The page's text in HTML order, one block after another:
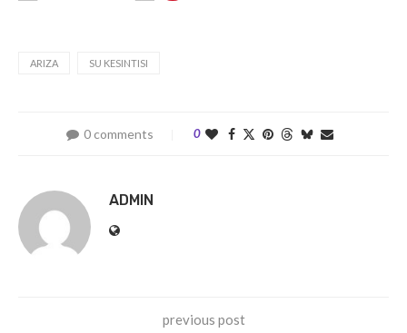
ARIZA SU KESINTISI
0 comments 0
ADMIN
previous post